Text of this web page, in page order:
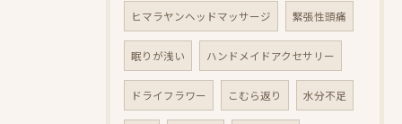
ヒマラヤンヘッドマッサージ 緊張性頭痛
眠りが浅い ハンドメイドアクセサリー
ドライフラワー こむら返り 水分不足